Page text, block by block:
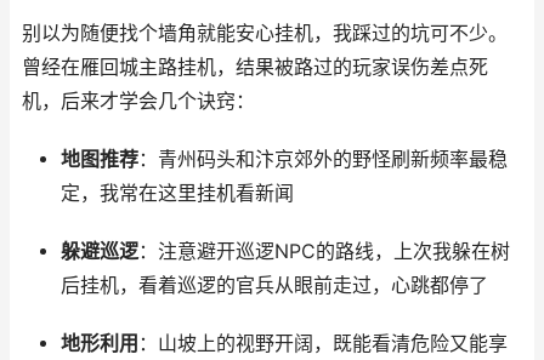
别以为随便找个墙角就能安心挂机，我踩过的坑可不少。
曾经在雁回城主路挂机，结果被路过的玩家误伤差点死
机，后来才学会几个诀窍：
地图推荐：青州码头和汴京郊外的野怪刷新频率最稳
定，我常在这里挂机看新闻
躲避巡逻：注意避开巡逻NPC的路线，上次我躲在树
后挂机，看着巡逻的官兵从眼前走过，心跳都停了
地形利用 ：山坡上的视野开阔，既能看清危险又能享